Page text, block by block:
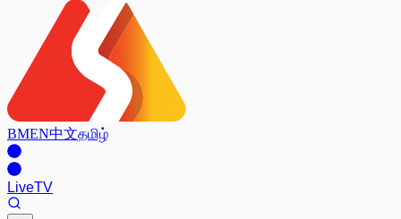
BMEN中文தமிழ்
LiveTV